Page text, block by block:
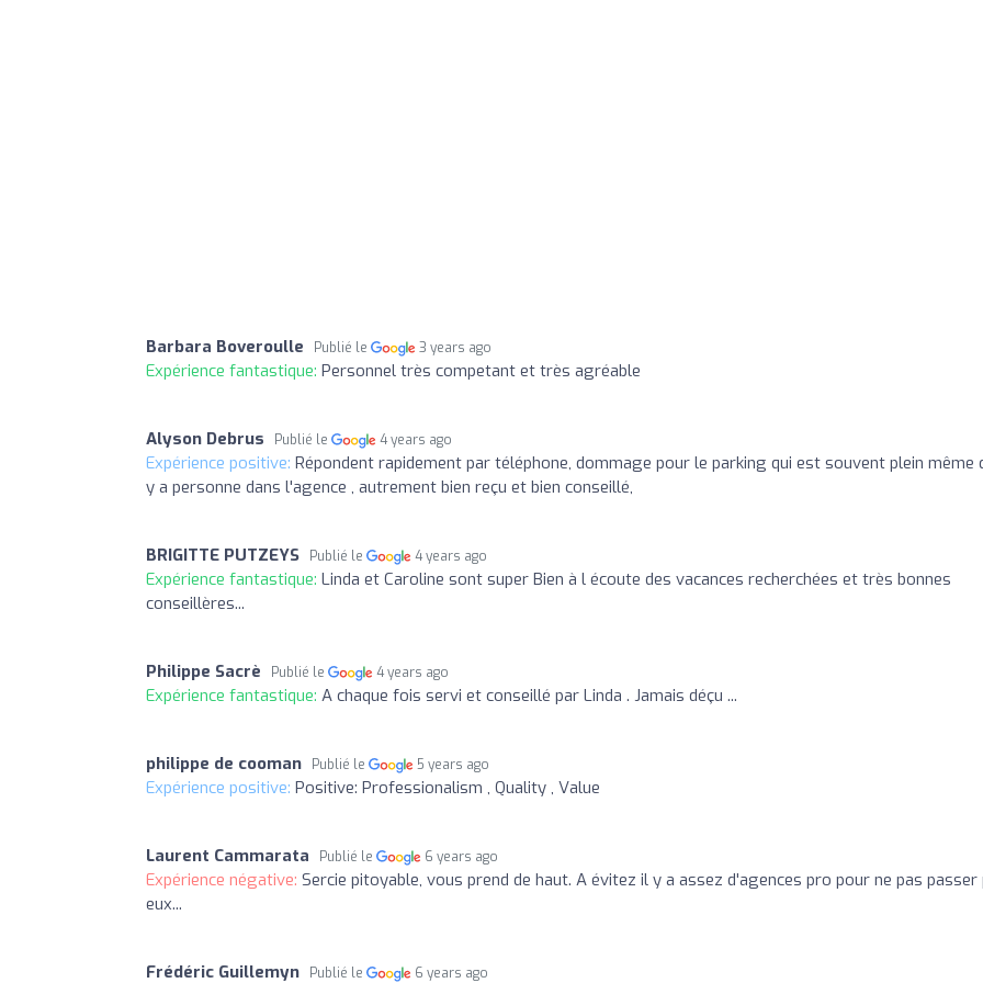
Barbara Boveroulle Publié le 3 years ago
Expérience fantastique: Personnel très competant et très agréable
Alyson Debrus Publié le 4 years ago
Expérience positive: Répondent rapidement par téléphone, dommage pour le parking qui est souvent plein même
y a personne dans l'agence , autrement bien reçu et bien conseillé,
BRIGITTE PUTZEYS Publié le 4 years ago
Expérience fantastique: Linda et Caroline sont super Bien à l écoute des vacances recherchées et très bonnes
conseillères...
Philippe Sacrè Publié le 4 years ago
Expérience fantastique: A chaque fois servi et conseillé par Linda . Jamais déçu ...
philippe de cooman Publié le 5 years ago
Expérience positive: Positive: Professionalism , Quality , Value
Laurent Cammarata Publié le 6 years ago
Expérience négative: Sercie pitoyable, vous prend de haut. A évitez il y a assez d'agences pro pour ne pas passer
eux...
Frédéric Guillemyn Publié le 6 years ago